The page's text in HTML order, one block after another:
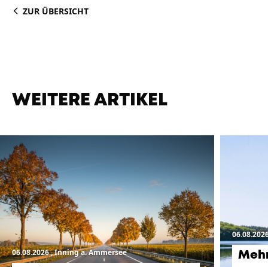
ZUR ÜBERSICHT
WEITERE ARTIKEL
06.08.2026, Inning a. Ammersee